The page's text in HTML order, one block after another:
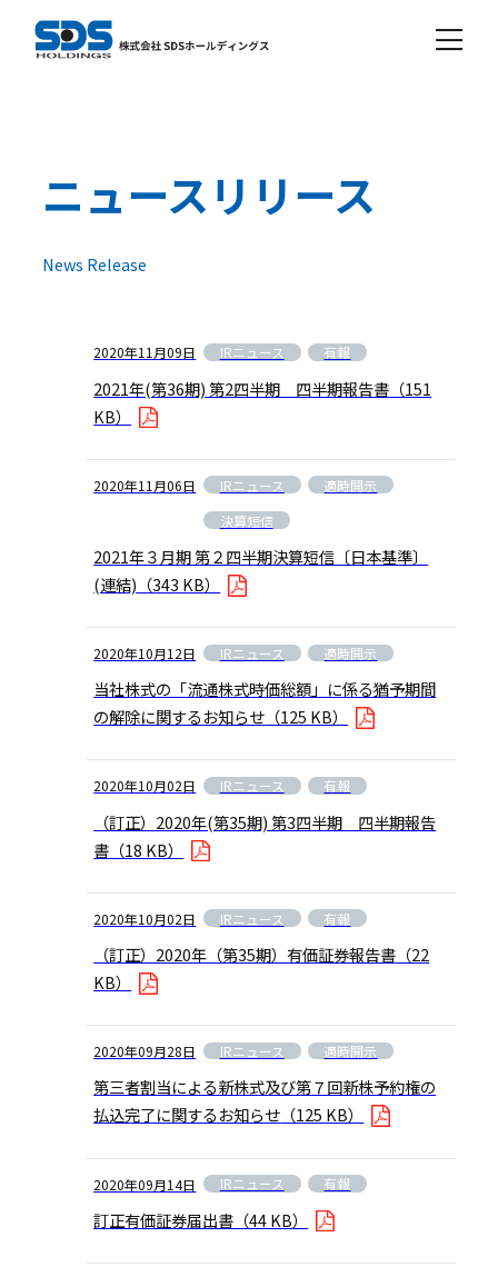
ニュースリリース
News Release
2020年11月09日 IRニュース 有報
2021年(第36期) 第2四半期 四半期報告書 （151
KB）
2020年11月06日 IRニュース
適時開示
決算短信
2021年３月期 第２四半期決算短信〔日本基準〕
(連結) （343 KB）
2020年10月12日 IRニュース 適時開示
当社株式の「流通株式時価総額」に係る猶予期間
の解除に関するお知らせ （125 KB）
2020年10月02日 IRニュース 有報
（訂正）2020年(第35期) 第3四半期 四半期報告
書 （18 KB）
2020年10月02日 IRニュース 有報
（訂正）2020年（第35期）有価証券報告書 （22
KB）
2020年09月28日 IRニュース 適時開示
第三者割当による新株式及び第７回新株予約権の
払込完了に関するお知らせ （125 KB）
2020年09月14日 IRニュース 有報
訂正有価証券届出書 （44 KB）